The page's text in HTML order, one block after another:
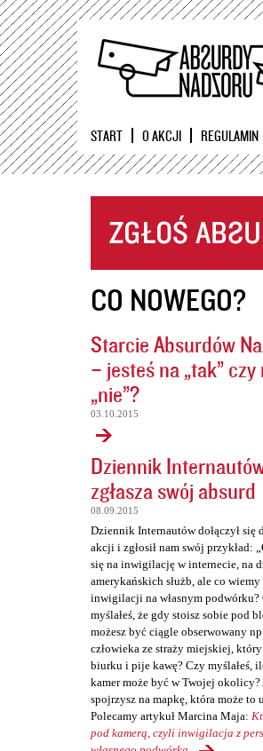
START O AKCJI REGULAMIN
CO NOWEGO?
Starcie Absurdów
– jesteś na „tak” czy
„nie”?
03.10.2015
Dziennik
zgłasza swój absurd
08.09.2015
Dziennik Internautów dołączył się
akcji i zgłosił nam swój przykład:
się na inwigilację w internecie, na
amerykańskich służb, ale co wiemy
inwigilacji na własnym podwórku?
myślałeś, że gdy stoisz sobie pod
możesz być ciągle obserwowany
człowieka ze straży miejskiej,
biurku i pije kawę? Czy myślałeś,
kamer może być w Twojej okolicy?
spojrzysz na mapkę, która może to
Polecamy artykuł Marcina Maja:
pod kamerą, czyli inwigilacja z